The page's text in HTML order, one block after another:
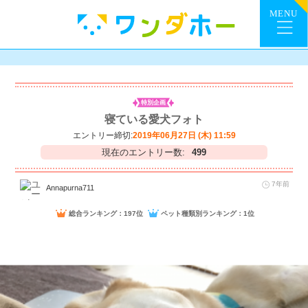
特別企画
寝ている愛犬フォト
エントリー締切:2019年06月27日 (木) 11:59
現在のエントリー数: 499
Annapurna711 7年前
総合ランキング：197位 ペット種類別ランキング：1位